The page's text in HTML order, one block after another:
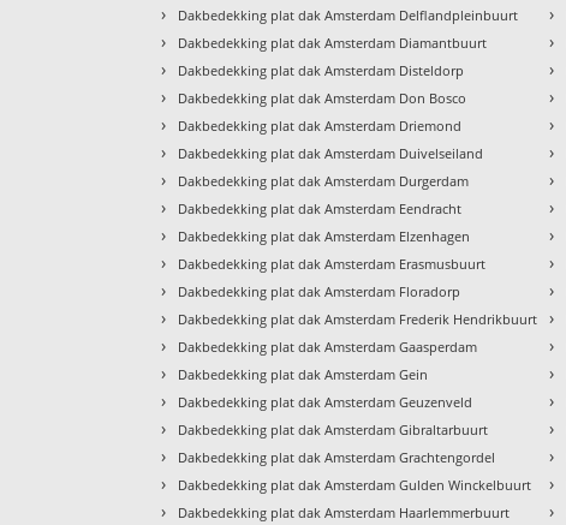
› Dakbedekking plat dak Amsterdam Delflandpleinbuurt
› Dakbedekking plat dak Amsterdam Diamantbuurt
› Dakbedekking plat dak Amsterdam Disteldorp
› Dakbedekking plat dak Amsterdam Don Bosco
› Dakbedekking plat dak Amsterdam Driemond
› Dakbedekking plat dak Amsterdam Duivelseiland
› Dakbedekking plat dak Amsterdam Durgerdam
› Dakbedekking plat dak Amsterdam Eendracht
› Dakbedekking plat dak Amsterdam Elzenhagen
› Dakbedekking plat dak Amsterdam Erasmusbuurt
› Dakbedekking plat dak Amsterdam Floradorp
› Dakbedekking plat dak Amsterdam Frederik Hendrikbuurt
› Dakbedekking plat dak Amsterdam Gaasperdam
› Dakbedekking plat dak Amsterdam Gein
› Dakbedekking plat dak Amsterdam Geuzenveld
› Dakbedekking plat dak Amsterdam Gibraltarbuurt
› Dakbedekking plat dak Amsterdam Grachtengordel
› Dakbedekking plat dak Amsterdam Gulden Winckelbuurt
› Dakbedekking plat dak Amsterdam Haarlemmerbuurt
›
›
›
›
›
›
›
›
›
›
›
›
›
›
›
›
›
›
›